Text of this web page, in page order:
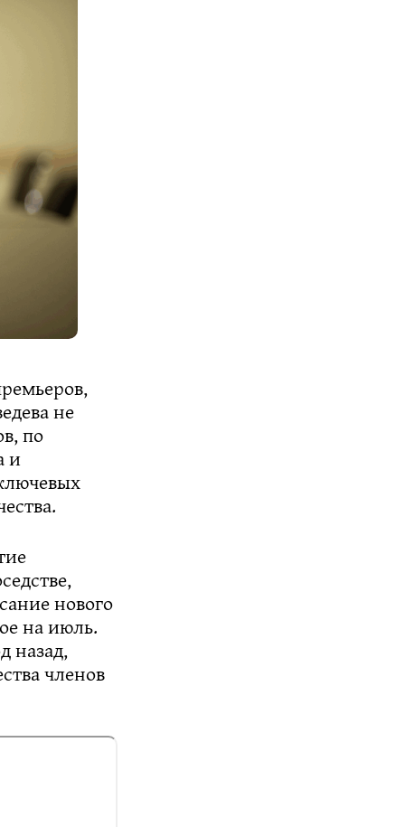
не
по
и
нового
на июль.
назад,
членов